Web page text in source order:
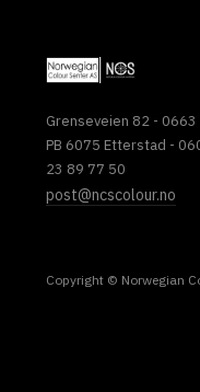
Grenseveien 82 - 0663
PB 6075 Etterstad -
23 89 77 50
post@ncscolour.no
Copyright © Norwegian